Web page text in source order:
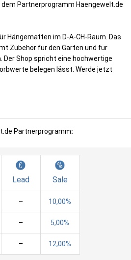
dem Partnerprogramm Haengewelt.de
Hängematten im D-A-CH-Raum. Das
Zubehör für den Garten und für
Der Shop spricht eine hochwertige
belegen lässt. Werde jetzt
Partnerprogramm:
Lead Sale
– 10,00%
– 5,00%
– 12,00%